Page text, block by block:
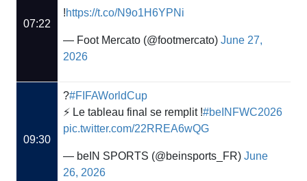
07:22
!https://t.co/N9o1H6YPNi
— Foot Mercato (@footmercato) June 27,
2026
09:30
?#FIFAWorldCup
⚡️ Le tableau final se remplit !#beINFWC2026
pic.twitter.com/22RREA6wQG
— beIN SPORTS (@beinsports_FR) June
26, 2026